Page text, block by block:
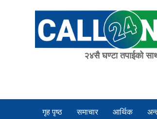
२४सै घण्टा तपाईको
गृह पृष्ठ समाचार आर्थिक